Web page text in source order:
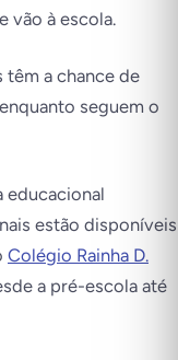
vão à escola.
têm a chance de
seguem o
educacional
estão disponíveis
Colégio Rainha D.
a pré-escola até